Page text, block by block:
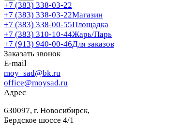
+7 (383) 338-03-22
+7 (383) 338-03-22Магазин
+7 (383) 338-00-55Площадка
+7 (383) 310-10-44Жарь/Парь
+7 (913) 940-00-46Для заказов
Заказать звонок
E-mail
moy_sad@bk.ru
office@moysad.ru
Адрес
630097, г. Новосибирск,
Бердское шоссе 4/1